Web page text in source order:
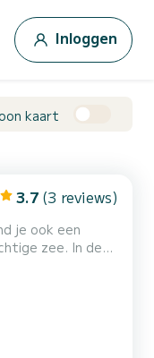
Inloggen
kaart
3.7 (3 reviews)
In deze
- Bluetooth
bij he...